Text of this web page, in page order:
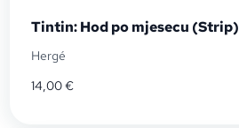
Tintin: Hod po mjesecu (Strip)
Hergé
14,00€